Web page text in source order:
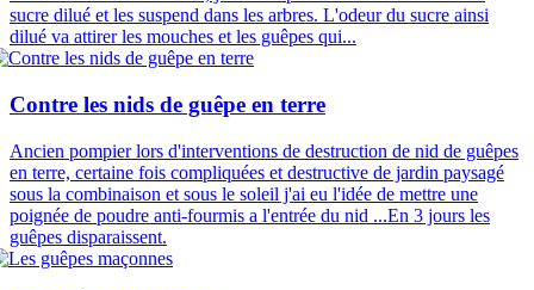
sucre dilué et les suspend dans les arbres. L'odeur du sucre ainsi
dilué va attirer les mouches et les guêpes qui...
Contre les nids de guêpe en terre
Ancien pompier lors d'interventions de destruction de nid de guêpes
en terre, certaine fois compliquées et destructive de jardin paysagé
sous la combinaison et sous le soleil j'ai eu l'idée de mettre une
poignée de poudre anti-fourmis a l'entrée du nid ...En 3 jours les
guêpes disparaissent.